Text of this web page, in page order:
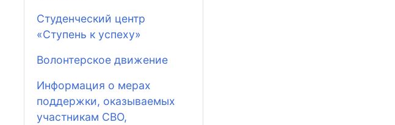
Студенческий центр
«Ступень к успеху»
Волонтерское движение
Информация о мерах
поддержки, оказываемых
участникам СВО,